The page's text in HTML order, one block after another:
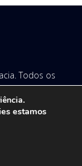
Todos os
estamos